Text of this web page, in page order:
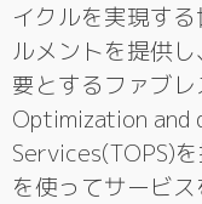
イクルを実現す
ルメントを提供
要とするファブ
Optimization and
Services(TOPS)
を使ってサービ